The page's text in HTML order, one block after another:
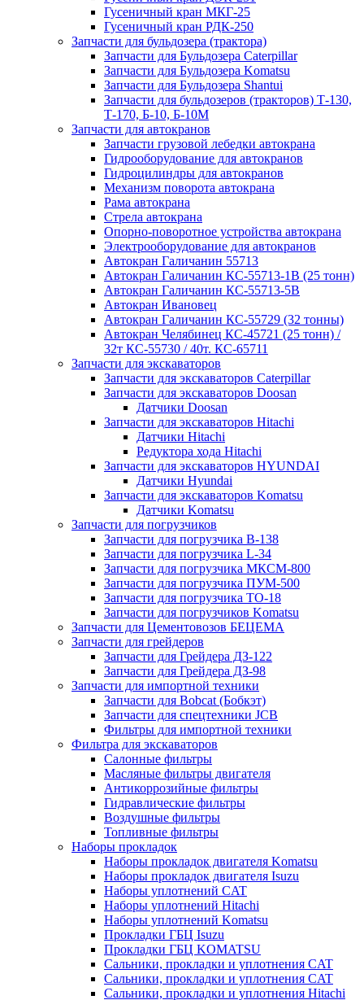
Гусеничный кран МКГ-25
Гусеничный кран РДК-250
Запчасти для бульдозера (трактора)
Запчасти для Бульдозера Caterpillar
Запчасти для Бульдозера Komatsu
Запчасти для Бульдозера Shantui
Запчасти для бульдозеров (тракторов) Т-130,
Т-170, Б-10, Б-10М
Запчасти для автокранов
Запчасти грузовой лебедки автокрана
Гидрооборудование для автокранов
Гидроцилиндры для автокранов
Механизм поворота автокрана
Рама автокрана
Стрела автокрана
Опорно-поворотное устройства автокрана
Электрооборудование для автокранов
Автокран Галичанин 55713
Автокран Галичанин КС-55713-1В (25 тонн)
Автокран Галичанин КС-55713-5В
Автокран Ивановец
Автокран Галичанин КС-55729 (32 тонны)
Автокран Челябинец КС-45721 (25 тонн) /
32т КС-55730 / 40т. КС-65711
Запчасти для экскаваторов
Запчасти для экскаваторов Caterpillar
Запчасти для экскаваторов Doosan
Датчики Doosan
Запчасти для экскаваторов Hitachi
Датчики Hitachi
Редуктора хода Hitachi
Запчасти для экскаваторов HYUNDAI
Датчики Hyundai
Запчасти для экскаваторов Komatsu
Датчики Komatsu
Запчасти для погрузчиков
Запчасти для погрузчика B-138
Запчасти для погрузчика L-34
Запчасти для погрузчика МКСМ-800
Запчасти для погрузчика ПУМ-500
Запчасти для погрузчика ТО-18
Запчасти для погрузчиков Komatsu
Запчасти для Цементовозов БЕЦЕМА
Запчасти для грейдеров
Запчасти для Грейдера ДЗ-122
Запчасти для Грейдера ДЗ-98
Запчасти для импортной техники
Запчасти для Bobcat (Бобкэт)
Запчасти для спецтехники JCB
Фильтры для импортной техники
Фильтра для экскаваторов
Салонные фильтры
Масляные фильтры двигателя
Антикоррозийные фильтры
Гидравлические фильтры
Воздушные фильтры
Топливные фильтры
Наборы прокладок
Наборы прокладок двигателя Komatsu
Наборы прокладок двигателя Isuzu
Наборы уплотнений CAT
Наборы уплотнений Hitachi
Наборы уплотнений Komatsu
Прокладки ГБЦ Isuzu
Прокладки ГБЦ KOMATSU
Сальники, прокладки и уплотнения CAT
Сальники, прокладки и уплотнения CAT
Сальники, прокладки и уплотнения Hitachi